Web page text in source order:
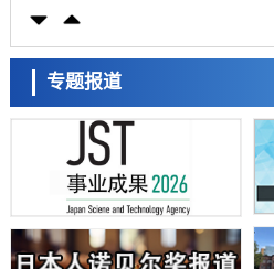
东京大学通过叶绿体基因组编辑技术强
科学研究
藤田医科大学等成功鉴定出非结核分
该基因的必要性因菌株而异
经济・社会
【AI法下篇】如何应对AI的不可控性
科学研究
日本学术会议：为保持土壤健康应采
的具体对策
科学研究
大阪大学开发基于水氢键网络的温度预
专题报道